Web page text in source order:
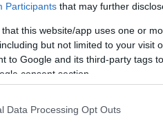
Participants that may further
that this website/app uses one or
but not limited to your visit
to Google and its third-party tags
consent section.
Data Processing Opt Outs
κόμιστρα στον
προς Αθήνα.
η κυκλοφορία θα